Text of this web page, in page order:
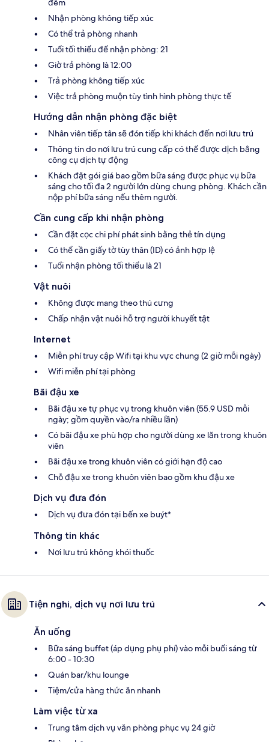
đêm
Nhận phòng không tiếp xúc
Có thể trả phòng nhanh
Tuổi tối thiểu để nhận phòng: 21
Giờ trả phòng là 12:00
Trả phòng không tiếp xúc
Việc trả phòng muộn tùy tình hình phòng thực tế
Hướng dẫn nhận phòng đặc biệt
Nhân viên tiếp tân sẽ đón tiếp khi khách đến nơi lưu trú
Thông tin do nơi lưu trú cung cấp có thể được dịch bằng
công cụ dịch tự động
Khách đặt gói giá bao gồm bữa sáng được phục vụ bữa
sáng cho tối đa 2 người lớn dùng chung phòng. Khách cần
nộp phí bữa sáng nếu thêm người.
Cần cung cấp khi nhận phòng
Cần đặt cọc chi phí phát sinh bằng thẻ tín dụng
Có thể cần giấy tờ tùy thân (ID) có ảnh hợp lệ
Tuổi nhận phòng tối thiểu là 21
Vật nuôi
Không được mang theo thú cưng
Chấp nhận vật nuôi hỗ trợ người khuyết tật
Internet
Miễn phí truy cập Wifi tại khu vực chung (2 giờ mỗi ngày)
Wifi miễn phí tại phòng
Bãi đậu xe
Bãi đậu xe tự phục vụ trong khuôn viên (55.9 USD mỗi
ngày; gồm quyền vào/ra nhiều lần)
Có bãi đậu xe phù hợp cho người dùng xe lăn trong khuôn
viên
Bãi đậu xe trong khuôn viên có giới hạn độ cao
Chỗ đậu xe trong khuôn viên bao gồm khu đậu xe
Dịch vụ đưa đón
Dịch vụ đưa đón tại bến xe buýt*
Thông tin khác
Nơi lưu trú không khói thuốc
Tiện nghi, dịch vụ nơi lưu trú
Ăn uống
Bữa sáng buffet (áp dụng phụ phí) vào mỗi buổi sáng từ
6:00 - 10:30
Quán bar/khu lounge
Tiệm/cửa hàng thức ăn nhanh
Làm việc từ xa
Trung tâm dịch vụ văn phòng phục vụ 24 giờ